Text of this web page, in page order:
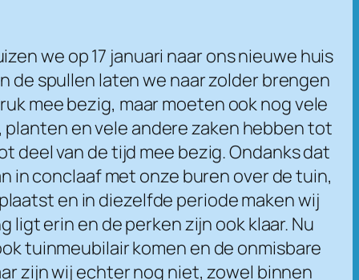
we op 17 januari naar ons nieuwe huis
de spullen laten we naar zolder brengen
mee bezig, maar moeten ook nog vele
en vele andere zaken hebben tot
deel van de tijd mee bezig. Ondanks dat
in conclaaf met onze buren over de tuin,
en in diezelfde periode maken wij
erin en de perken zijn ook klaar. Nu
tuinmeubilair komen en de onmisbare
zijn wij echter nog niet, zowel binnen